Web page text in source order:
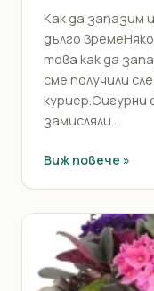
Как да запазим
дълго
това как да
сме получили
куриер.Сигурни
замисляли...
Виж повече »